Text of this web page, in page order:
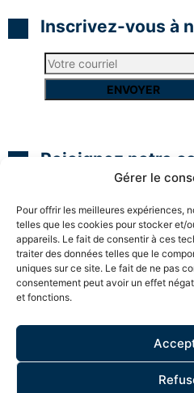
Gérer le
Pour offrir les meilleures expériences,
telles que les cookies pour stocker et/
appareils. Le fait de consentir à ces
traiter des données telles que le
uniques sur ce site. Le fait de ne pas
consentement peut avoir un effet
et fonctions.
Inscrivez-vous à
Rejoignez notre
ESPACE MEMBRE